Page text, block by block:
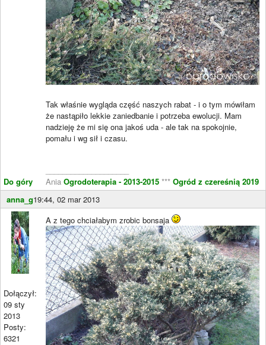
Do góry
Tak właśnie wygląda część naszych rabat - i o tym mówiłam
że nastąpiło lekkie zaniedbanie i potrzeba ewolucji. Mam
nadzieję że mi się ona jakoś uda - ale tak na spokojnie,
pomału i wg sił i czasu.
Ania Ogrodoterapia - 2013-2015 *** Ogród z czereśnią 2019
anna_g19:44, 02 mar 2013
Dołączył:
09 sty
2013
Posty:
6321
A z tego chciałabym zrobic bonsaja